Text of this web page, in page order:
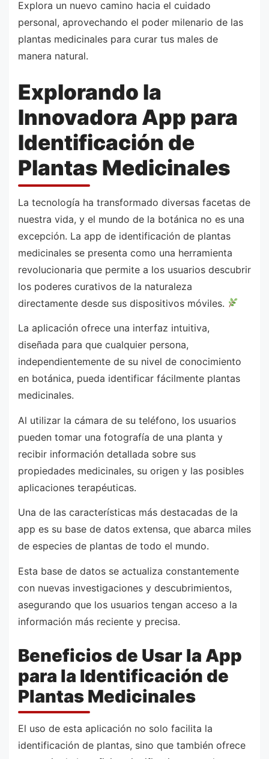
Explora un nuevo camino hacia el cuidado
personal, aprovechando el poder milenario de las
plantas medicinales para curar tus males de
manera natural.
Explorando la
Innovadora App para
Identificación de
Plantas Medicinales
La tecnología ha transformado diversas facetas de
nuestra vida, y el mundo de la botánica no es una
excepción. La app de identificación de plantas
medicinales se presenta como una herramienta
revolucionaria que permite a los usuarios descubrir
los poderes curativos de la naturaleza
directamente desde sus dispositivos móviles.
La aplicación ofrece una interfaz intuitiva,
diseñada para que cualquier persona,
independientemente de su nivel de conocimiento
en botánica, pueda identificar fácilmente plantas
medicinales.
Al utilizar la cámara de su teléfono, los usuarios
pueden tomar una fotografía de una planta y
recibir información detallada sobre sus
propiedades medicinales, su origen y las posibles
aplicaciones terapéuticas.
Una de las características más destacadas de la
app es su base de datos extensa, que abarca miles
de especies de plantas de todo el mundo.
Esta base de datos se actualiza constantemente
con nuevas investigaciones y descubrimientos,
asegurando que los usuarios tengan acceso a la
información más reciente y precisa.
Beneficios de Usar la App
para la Identificación de
Plantas Medicinales
El uso de esta aplicación no solo facilita la
identificación de plantas, sino que también ofrece